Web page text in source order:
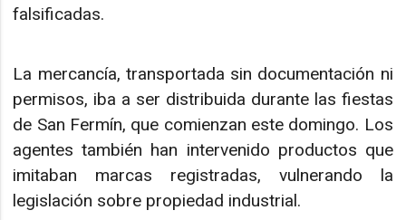
falsificadas.
La mercancía, transportada sin documentación ni
permisos, iba a ser distribuida durante las fiestas
de San Fermín, que comienzan este domingo. Los
agentes también han intervenido productos que
imitaban marcas registradas, vulnerando la
legislación sobre propiedad industrial.